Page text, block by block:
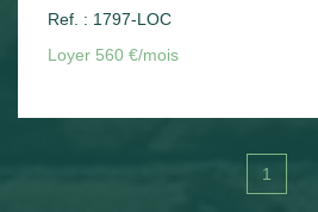
Palier, deux chambres avec
électrique.
Ref. : 1797-LOC
Loyer 560 €/mois
1